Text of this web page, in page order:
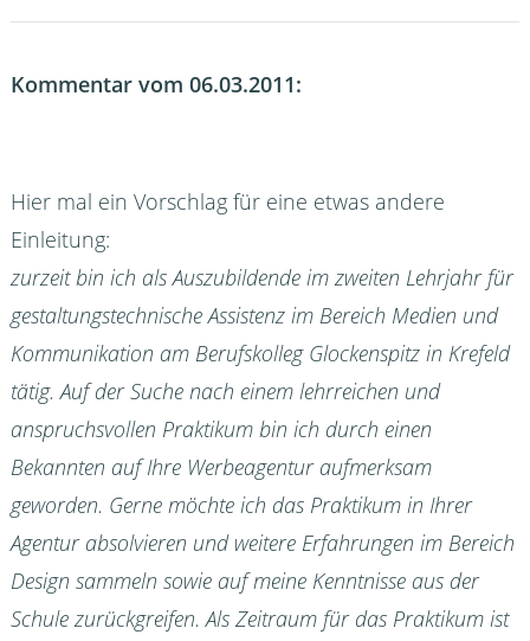
Kommentar vom 06.03.2011:
Hier mal ein Vorschlag für eine etwas andere
Einleitung:
zurzeit bin ich als Auszubildende im zweiten Lehrjahr für
gestaltungstechnische Assistenz im Bereich Medien und
Kommunikation am Berufskolleg Glockenspitz in Krefeld
tätig. Auf der Suche nach einem lehrreichen und
anspruchsvollen Praktikum bin ich durch einen
Bekannten auf Ihre Werbeagentur aufmerksam
geworden. Gerne möchte ich das Praktikum in Ihrer
Agentur absolvieren und weitere Erfahrungen im Bereich
Design sammeln sowie auf meine Kenntnisse aus der
Schule zurückgreifen. Als Zeitraum für das Praktikum ist